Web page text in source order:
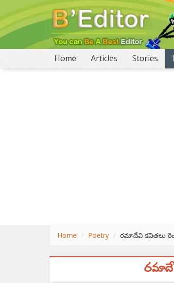
Home (current)
Articles Stories
Home Poetry రమాదేవి కవితలు